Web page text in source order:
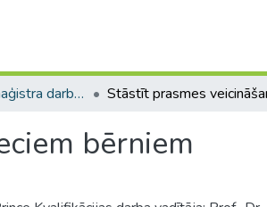
Bakalaura un maģistra darbi (PPMF) / Bachelor's and Master's theses
bērniem